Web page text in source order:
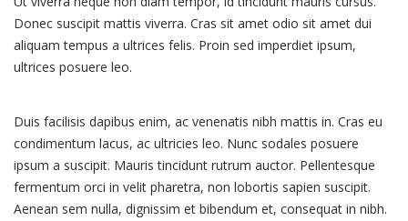
Donec suscipit mattis viverra. Cras sit amet odio sit amet dui
aliquam tempus a ultrices felis. Proin sed imperdiet ipsum,
ultrices posuere leo.
Duis facilisis dapibus enim, ac venenatis nibh mattis in. Cras eu
condimentum lacus, ac ultricies leo. Nunc sodales posuere
ipsum a suscipit. Mauris tincidunt rutrum auctor. Pellentesque
fermentum orci in velit pharetra, non lobortis sapien suscipit.
Aenean sem nulla, dignissim et bibendum et, consequat in nibh.